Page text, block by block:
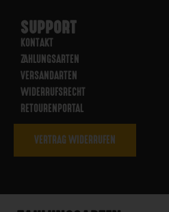
SUPPORT
KONTAKT
ZAHLUNGSARTEN
VERSANDARTEN
WIDERRUFSRECHT
RETOURENPORTAL
VERTRAG WIDERRUFEN